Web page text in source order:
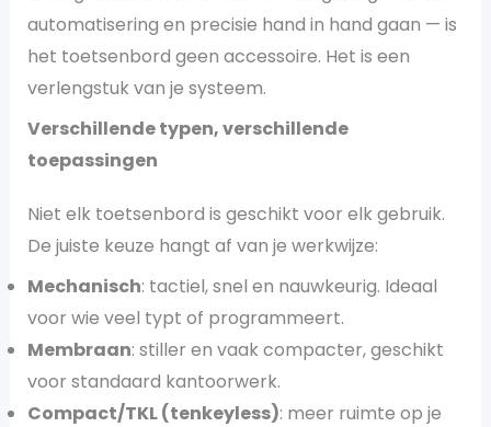
automatisering en precisie hand in hand gaan — is
het toetsenbord geen accessoire. Het is een
verlengstuk van je systeem.
Verschillende typen, verschillende
toepassingen
Niet elk toetsenbord is geschikt voor elk gebruik.
De juiste keuze hangt af van je werkwijze:
Mechanisch: tactiel, snel en nauwkeurig. Ideaal
voor wie veel typt of programmeert.
Membraan: stiller en vaak compacter, geschikt
voor standaard kantoorwerk.
Compact/TKL (tenkeyless): meer ruimte op je